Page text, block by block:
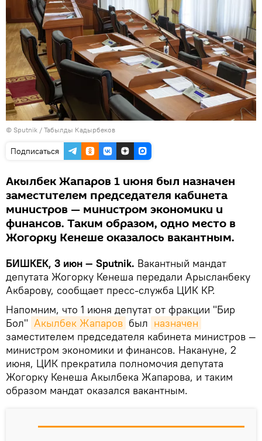
© Sputnik / Табылды Кадырбеков
Подписаться
Акылбек Жапаров 1 июня был назначен
заместителем председателя кабинета
министров — министром экономики и
финансов. Таким образом, одно место в
Жогорку Кенеше оказалось вакантным.
БИШКЕК, 3 июн — Sputnik. Вакантный мандат
депутата Жогорку Кенеша передали Арысланбеку
Акбарову, сообщает пресс-служба ЦИК КР.
Напомним, что 1 июня депутат от фракции "Бир
Бол" Акылбек Жапаров был назначен
заместителем председателя кабинета министров —
министром экономики и финансов. Накануне, 2
июня, ЦИК прекратила полномочия депутата
Жогорку Кенеша Акылбека Жапарова, и таким
образом мандат оказался вакантным.